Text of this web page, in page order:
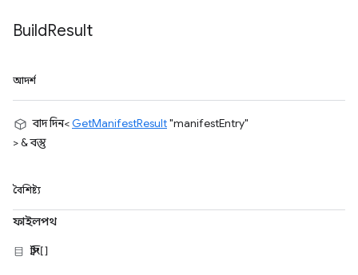
BuildResult
আদর্শ
বাদ দিন<GetManifestResult"manifestEntry"
> & বস্তু
বৈশিষ্ট্য
ফাইলপথ
স্ট্রিং[]